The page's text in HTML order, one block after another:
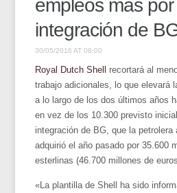
empleos más
integración de
30/05/2016 AT 08:00
Royal Dutch Shell recortará al
trabajo adicionales, lo que elevará
a lo largo de los dos últimos años
en vez de los 10.300 previsto
integración de BG, que la petrolera
adquirió el año pasado por 35.600
esterlinas (46.700 millones de
«La plantilla de Shell ha sido